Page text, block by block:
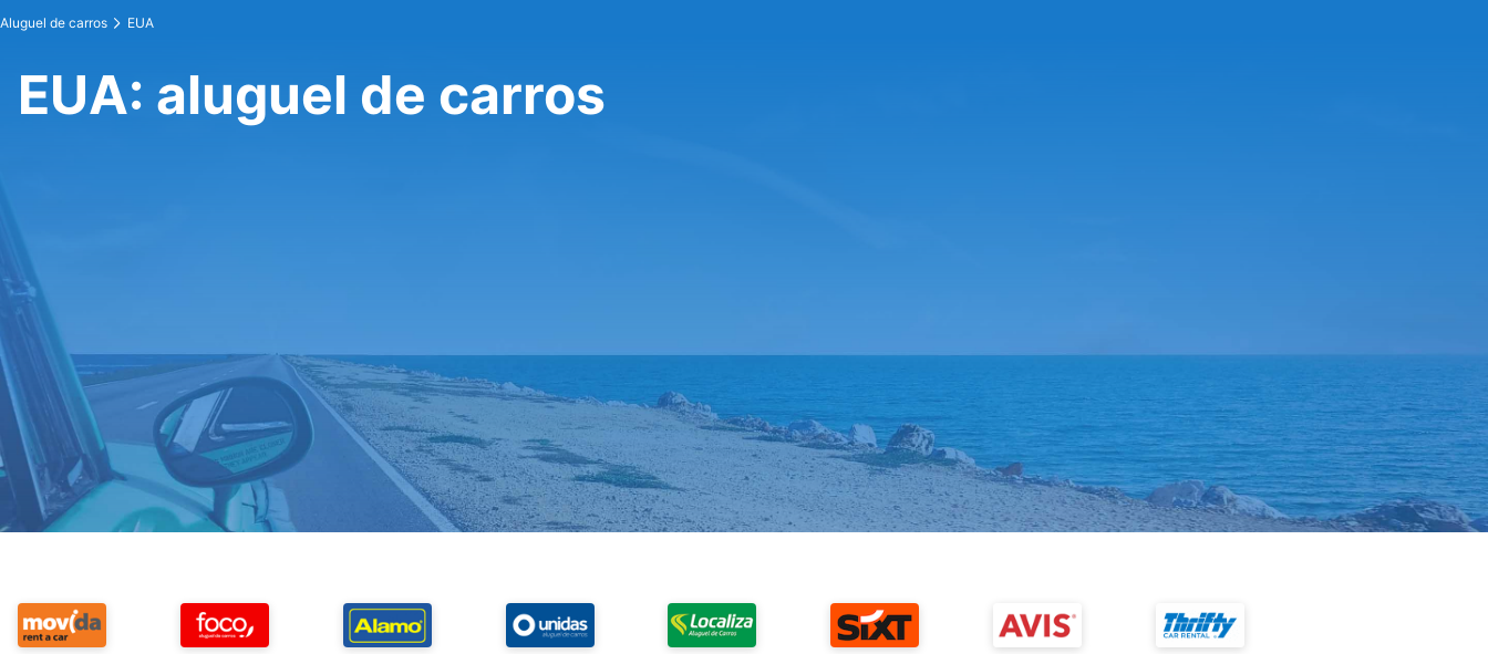
Aluguel de carros EUA
EUA: aluguel de carros